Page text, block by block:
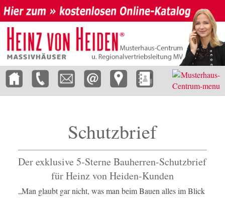
Schutzbrief
Der exklusive 5-Sterne Bauherren-Schutzbrief
für Heinz von Heiden-Kunden
„Man glaubt gar nicht, was man beim Bauen alles im Blick